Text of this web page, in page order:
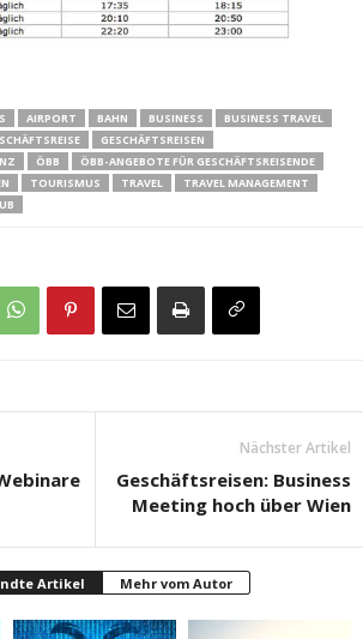
AIRPORT BAHN BUSINESS
BUSINESS TRAVEL
GESCHÄFTSREISEN
ÖBB
ÖBB-ANGEBOTE FÜR GESCHÄFTSREISENDE
TOURISMUS TRAVEL
TRAVEL MANAGEMENT
Nächster Artikel
Geschäftsreisen: Business
Meeting hoch über Wien
Artikel Mehr vom Autor